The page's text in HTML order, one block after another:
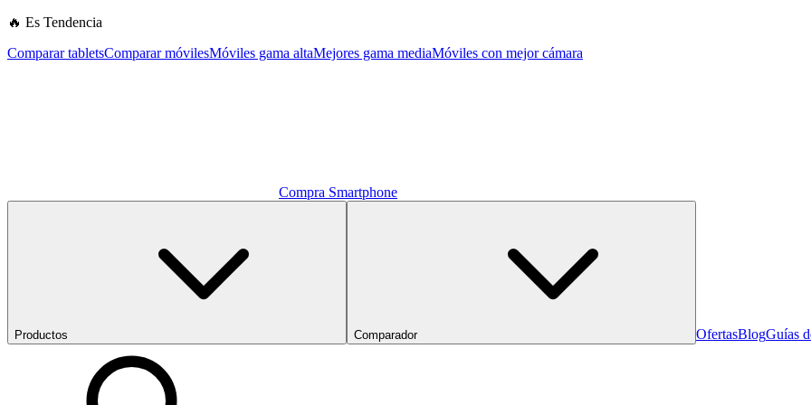
🔥 Es Tendencia
Comparar tabletsComparar móvilesMóviles gama altaMejores gama mediaMóviles con mejor cámara
Compra Smartphone
Productos Comparador OfertasBlogGuías